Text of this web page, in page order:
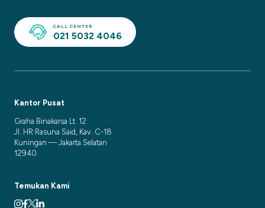
CALL CENTER
021 5032 4046
Kantor Pusat
Graha Binakarsa Lt. 12
Jl. HR Rasuna Said, Kav. C-18
Kuningan — Jakarta Selatan
12940
Temukan Kami